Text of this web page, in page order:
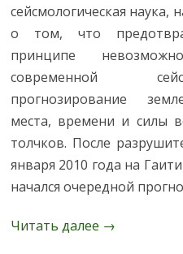
сейсмологическая
о том, что
принципе
современной
прогнозирование
места, времени и силы
толчков. После
января 2010 года на
начался очередной
Читать далее →